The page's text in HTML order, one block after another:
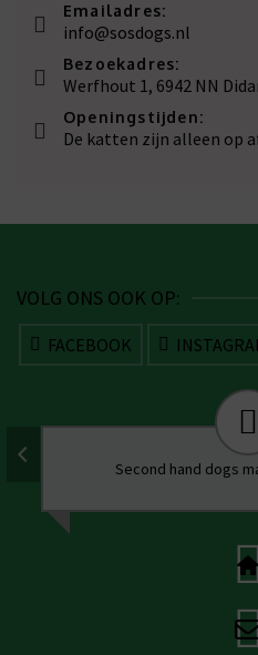
Emailadres:
info@sosdogs.nl
Bezoekadres:
Werfhout 1, 6942 NN
Openingstijden:
De katten zijn alleen op
VOLG ONS OOK OP:
FACEBOOK
Second hand dogs